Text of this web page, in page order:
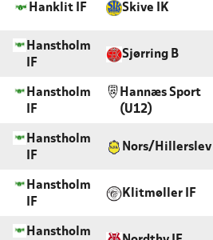
Hanklit IF Skive IK
Hanstholm
IF
Sjørring B
Hanstholm
IF
Hannæs Sport
(U12)
Hanstholm
IF
Nors/Hillerslev
Hanstholm
IF
Klitmøller IF
Hanstholm